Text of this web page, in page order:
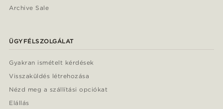
Archive Sale
ÜGYFÉLSZOLGÁLAT
Gyakran ismételt kérdések
Visszaküldés létrehozása
Nézd meg a szállítási opciókat
Elállás